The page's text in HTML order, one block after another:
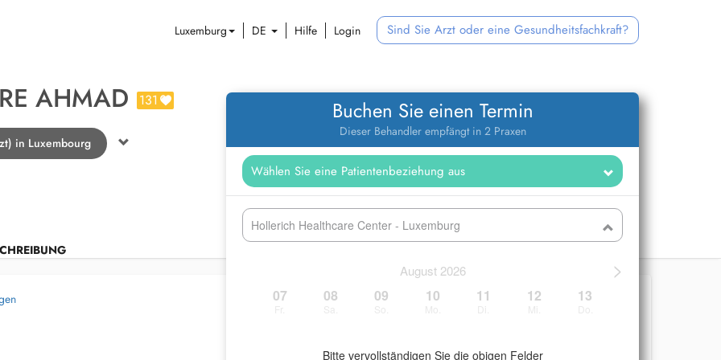
Luxemburg DE Hilfe Login Sind Sie Arzt oder eine Gesundheitsfachkraft?
AHMAD 131
in Luxembourg
Buchen Sie einen Termin
Dieser Behandler empfängt in 2 Praxen
Hollerich Healthcare Center - Luxemburg
>
August 2026
07 08 09 10 11 12 13
Bitte vervollständigen Sie die obigen Felder